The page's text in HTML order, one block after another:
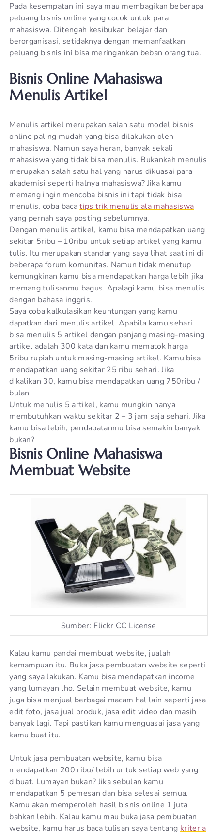
Pada kesempatan ini saya mau membagikan beberapa
peluang bisnis online yang cocok untuk para
mahasiswa. Ditengah kesibukan belajar dan
berorganisasi, setidaknya dengan memanfaatkan
peluang bisnis ini bisa meringankan beban orang tua.
Bisnis Online Mahasiswa
Menulis Artikel
Menulis artikel merupakan salah satu model bisnis
online paling mudah yang bisa dilakukan oleh
mahasiswa. Namun saya heran, banyak sekali
mahasiswa yang tidak bisa menulis. Bukankah menulis
merupakan salah satu hal yang harus dikuasai para
akademisi seperti halnya mahasiswa? Jika kamu
memang ingin mencoba bisnis ini tapi tidak bisa
menulis, coba bacatips trik menulis ala mahasiswa
yang pernah saya posting sebelumnya.
Dengan menulis artikel, kamu bisa mendapatkan uang
sekitar 5ribu – 10ribu untuk setiap artikel yang kamu
tulis. Itu merupakan standar yang saya lihat saat ini di
beberapa forum komunitas. Namun tidak menutup
kemungkinan kamu bisa mendapatkan harga lebih jika
memang tulisanmu bagus. Apalagi kamu bisa menulis
dengan bahasa inggris.
Saya coba kalkulasikan keuntungan yang kamu
dapatkan dari menulis artikel. Apabila kamu sehari
bisa menulis 5 artikel dengan panjang masing-masing
artikel adalah 300 kata dan kamu mematok harga
5ribu rupiah untuk masing-masing artikel. Kamu bisa
mendapatkan uang sekitar 25 ribu sehari. Jika
dikalikan 30, kamu bisa mendapatkan uang 750ribu /
bulan
Untuk menulis 5 artikel, kamu mungkin hanya
membutuhkan waktu sekitar 2 – 3 jam saja sehari. Jika
kamu bisa lebih, pendapatanmu bisa semakin banyak
bukan?
Bisnis Online Mahasiswa
Membuat Website
Sumber: Flickr CC License
Kalau kamu pandai membuat website, jualah
kemampuan itu. Buka jasa pembuatan website seperti
yang saya lakukan. Kamu bisa mendapatkan income
yang lumayan lho. Selain membuat website, kamu
juga bisa menjual berbagai macam hal lain seperti jasa
edit foto, jasa jual produk, jasa edit video dan masih
banyak lagi. Tapi pastikan kamu menguasai jasa yang
kamu buat itu.
Untuk jasa pembuatan website, kamu bisa
mendapatkan 200 ribu/ lebih untuk setiap web yang
dibuat. Lumayan bukan? Jika sebulan kamu
mendapatkan 5 pemesan dan bisa selesai semua.
Kamu akan memperoleh hasil bisnis online 1 juta
bahkan lebih. Kalau kamu mau buka jasa pembuatan
website, kamu harus baca tulisan saya tentang kriteria